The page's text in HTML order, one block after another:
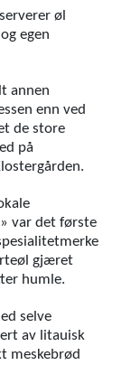
øl
egen
annen
enn ved
de store
på
var det første
gjæret
humle.
selve
av litauisk
meskebrød